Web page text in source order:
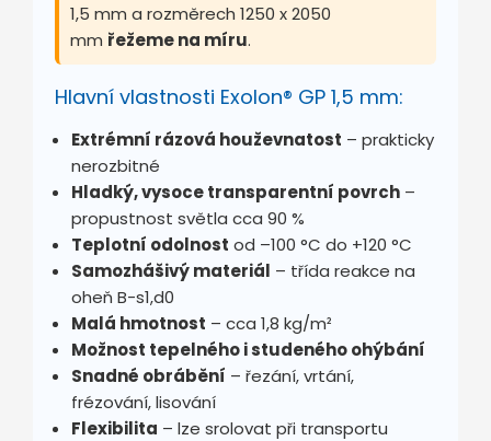
1,5 mm a rozměrech 1250 x 2050
mm řežeme na míru.
Hlavní vlastnosti Exolon® GP 1,5 mm:
Extrémní rázová houževnatost – prakticky
nerozbitné
Hladký, vysoce transparentní povrch –
propustnost světla cca 90 %
Teplotní odolnost od –100 °C do +120 °C
Samozhášivý materiál – třída reakce na
oheň B-s1,d0
Malá hmotnost – cca 1,8 kg/m²
Možnost tepelného i studeného ohýbání
Snadné obrábění – řezání, vrtání,
frézování, lisování
Flexibilita – lze srolovat při transportu